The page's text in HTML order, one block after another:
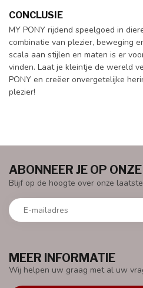
CONCLUSIE
MY PONY rijdend speelgoed in
combinatie van plezier, beweging
scala aan stijlen en maten is er
vinden. Laat je kleintje de wereld
PONY en creëer onvergetelijke
plezier!
MEER INFORMATIE
Wij helpen uw graag met al uw
ABONNEER JE OP
Blijf op de hoogte over onze